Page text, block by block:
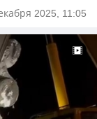
2025, 11:05